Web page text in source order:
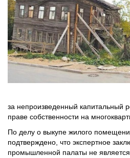
за непроизведенный капитальный
праве собственности на
По делу о выкупе жилого
подтверждено, что экспертное
промышленной палаты не